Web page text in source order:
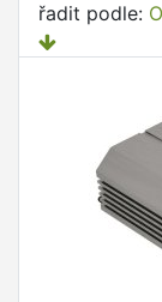
řadit podle: